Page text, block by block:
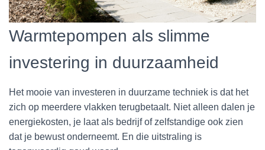
Warmtepompen als slimme
investering in duurzaamheid
Het mooie van investeren in duurzame techniek is dat het
zich op meerdere vlakken terugbetaalt. Niet alleen dalen je
energiekosten, je laat als bedrijf of zelfstandige ook zien
dat je bewust onderneemt. En die uitstraling is